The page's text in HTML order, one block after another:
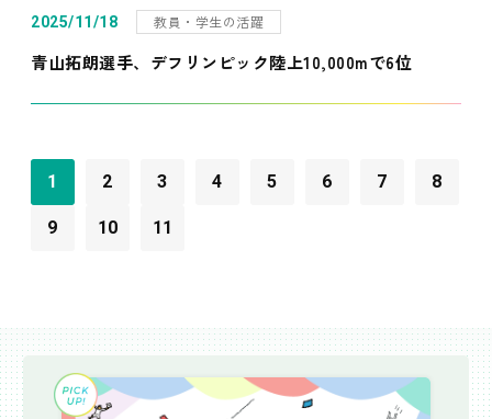
2025/11/18 教員・学生の活躍
青山拓朗選手、デフリンピック陸上10,000mで6位
1 2 3 4 5 6 7 8
9 10 11